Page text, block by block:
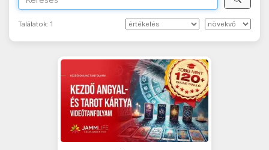
Találatok: 1